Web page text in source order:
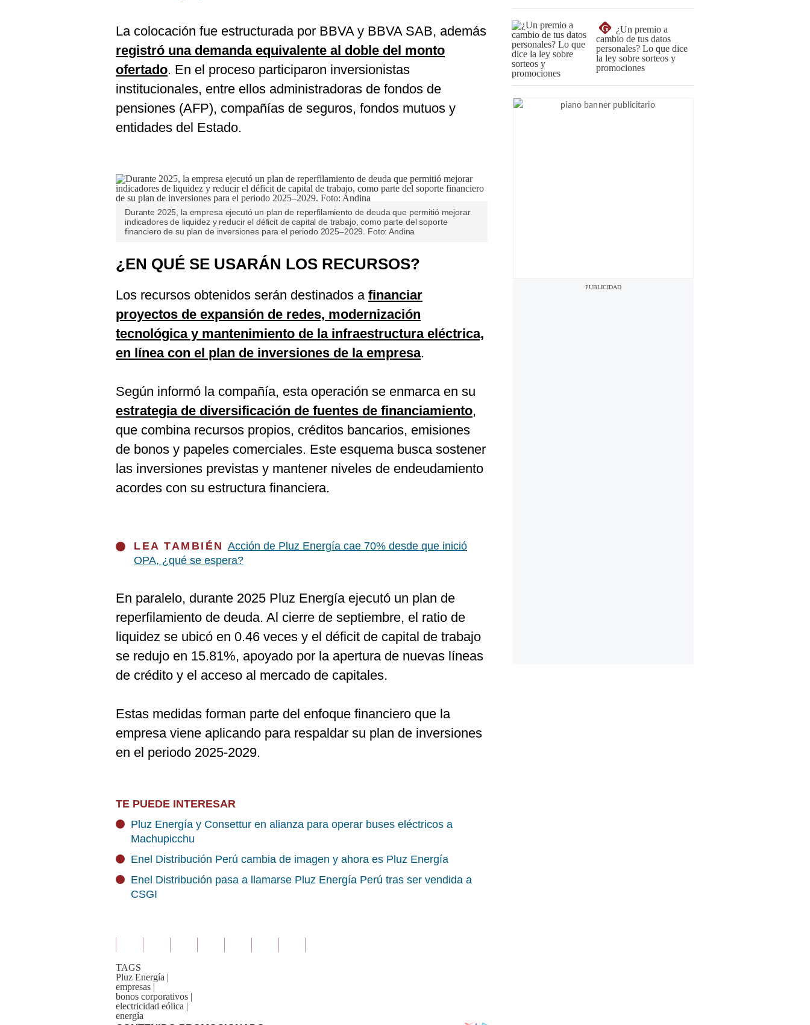
La colocación fue estructurada por BBVA y BBVA SAB, además
registró una demanda equivalente al doble del monto
ofertado. En el proceso participaron inversionistas
institucionales, entre ellos administradoras de fondos de
pensiones (AFP), compañías de seguros, fondos mutuos y
entidades del Estado.
Durante 2025, la empresa ejecutó un plan de reperfilamiento de deuda que permitió mejorar
indicadores de liquidez y reducir el déficit de capital de trabajo, como parte del soporte
financiero de su plan de inversiones para el periodo 2025–2029. Foto: Andina
¿EN QUÉ SE USARÁN LOS RECURSOS?
Los recursos obtenidos serán destinados a financiar
proyectos de expansión de redes, modernización
tecnológica y mantenimiento de la infraestructura eléctrica,
en línea con el plan de inversiones de la empresa.
Según informó la compañía, esta operación se enmarca en su
estrategia de diversificación de fuentes de financiamiento,
que combina recursos propios, créditos bancarios, emisiones
de bonos y papeles comerciales. Este esquema busca sostener
las inversiones previstas y mantener niveles de endeudamiento
acordes con su estructura financiera.
LEA TAMBIÉN Acción de Pluz Energía cae 70% desde que inició
OPA, ¿qué se espera?
En paralelo, durante 2025 Pluz Energía ejecutó un plan de
reperfilamiento de deuda. Al cierre de septiembre, el ratio de
liquidez se ubicó en 0.46 veces y el déficit de capital de trabajo
se redujo en 15.81%, apoyado por la apertura de nuevas líneas
de crédito y el acceso al mercado de capitales.
Estas medidas forman parte del enfoque financiero que la
empresa viene aplicando para respaldar su plan de inversiones
en el periodo 2025-2029.
TE PUEDE INTERESAR
Pluz Energía y Consettur en alianza para operar buses eléctricos a
Machupicchu
Enel Distribución Perú cambia de imagen y ahora es Pluz Energía
Enel Distribución pasa a llamarse Pluz Energía Perú tras ser vendida a
CSGI
TAGS
Pluz Energía |
empresas |
bonos corporativos |
electricidad eólica |
energía
G
¿Un premio a
cambio de tus datos
personales? Lo que dice
la ley sobre sorteos y
promociones